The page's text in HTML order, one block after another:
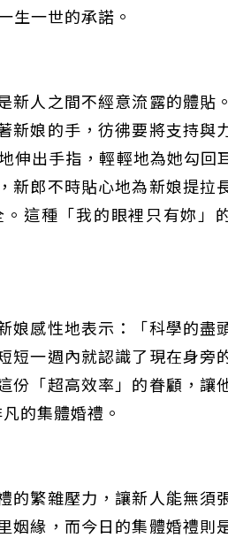
生一世的承諾。
新人之間不經意流露的體貼
新娘的手，彷彿要將支持與
伸出手指，輕輕地為她勾回
新郎不時貼心地為新娘提拉
這種「我的眼裡只有妳」
娘感性地表示：「科學的盡
一週內就認識了現在身旁
份「超高效率」的眷顧，讓
的集體婚禮。
的繁雜壓力，讓新人能無須
姻緣，而今日的集體婚禮則
需的Cookies 同意